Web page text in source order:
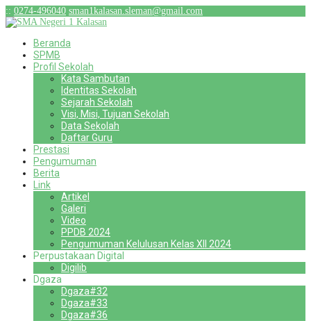
:: 0274-496040 sman1kalasan.sleman@gmail.com
Beranda
SPMB
Profil Sekolah
Kata Sambutan
Identitas Sekolah
Sejarah Sekolah
Visi, Misi, Tujuan Sekolah
Data Sekolah
Daftar Guru
Prestasi
Pengumuman
Berita
Link
Artikel
Galeri
Video
PPDB 2024
Pengumuman Kelulusan Kelas XII 2024
Perpustakaan Digital
Digilib
Dgaza
Dgaza#32
Dgaza#33
Dgaza#36